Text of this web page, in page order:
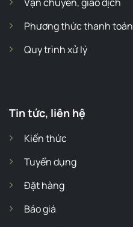
Phương thức thanh toán
Quy trình xử lý
Tin tức, liên hệ
Kiến thức
Tuyển dụng
Đặt hàng
Báo giá